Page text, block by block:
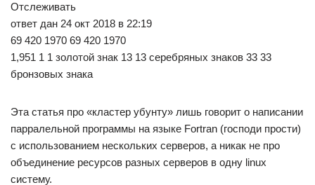
Отслеживать
ответ дан 24 окт 2018 в 22:19
69 420 1970 69 420 1970
1,951 1 1 золотой знак 13 13 серебряных знаков 33 33
бронзовых знака
Эта статья про «кластер убунту» лишь говорит о написании
парралельной программы на языке Fortran (господи прости)
с использованием нескольких серверов, а никак не про
объединение ресурсов разных серверов в одну linux
систему.